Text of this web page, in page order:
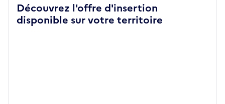
Découvrez l'offre d'insertion
disponible sur votre territoire